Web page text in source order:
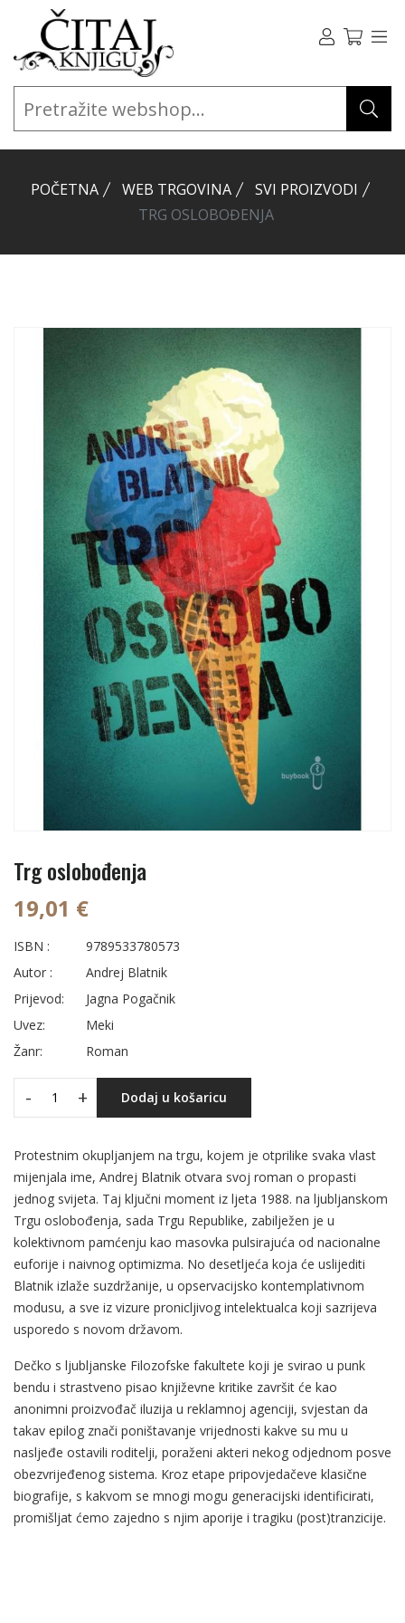
POČETNA WEB TRGOVINA
SVI PROIZVODI
TRG OSLOBOĐENJA
Trg oslobođenja
19,01 €
ISBN :
9789533780573
Autor :
Andrej Blatnik
Prijevod:
Jagna Pogačnik
Uvez:
Meki
Žanr:
Roman
- + Dodaj u košaricu
Protestnim okupljanjem na trgu, kojem je otprilike svaka vlast
mijenjala ime, Andrej Blatnik otvara svoj roman o propasti
jednog svijeta. Taj ključni moment iz ljeta 1988. na ljubljanskom
Trgu oslobođenja, sada Trgu Republike, zabilježen je u
kolektivnom pamćenju kao masovka pulsirajuća od nacionalne
euforije i naivnog optimizma. No desetljeća koja će uslijediti
Blatnik izlaže suzdržanije, u opservacijsko kontemplativnom
modusu, a sve iz vizure pronicljivog intelektualca koji sazrijeva
usporedo s novom državom.
Dečko s ljubljanske Filozofske fakultete koji je svirao u punk
bendu i strastveno pisao književne kritike završit će kao
anonimni proizvođač iluzija u reklamnoj agenciji, svjestan da
takav epilog znači poništavanje vrijednosti kakve su mu u
nasljeđe ostavili roditelji, poraženi akteri nekog odjednom posve
obezvrijeđenog sistema. Kroz etape pripovjedačeve klasične
biografije, s kakvom se mnogi mogu generacijski identificirati,
promišljat ćemo zajedno s njim aporije i tragiku (post)tranzicije.